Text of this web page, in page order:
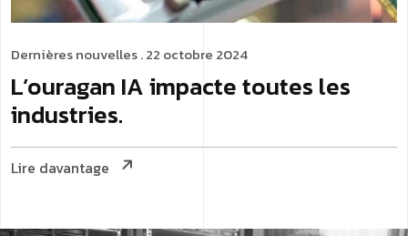
Dernières nouvelles. 22 octobre 2024
L’ouragan IA impacte toutes les
industries.
Lire davantage